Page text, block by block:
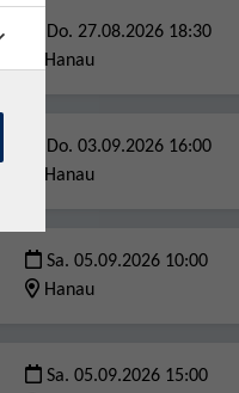
Do. 27.08.2026 18:30
Hanau
Do. 03.09.2026 16:00
Hanau
Sa. 05.09.2026 10:00
Hanau
Sa. 05.09.2026 15:00